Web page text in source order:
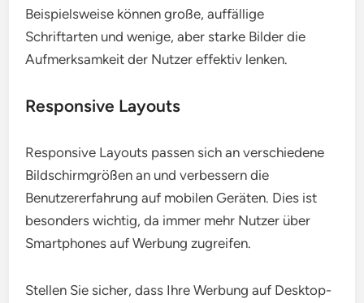
Beispielsweise können große, auffällige
Schriftarten und wenige, aber starke Bilder die
Aufmerksamkeit der Nutzer effektiv lenken.
Responsive Layouts
Responsive Layouts passen sich an verschiedene
Bildschirmgrößen an und verbessern die
Benutzererfahrung auf mobilen Geräten. Dies ist
besonders wichtig, da immer mehr Nutzer über
Smartphones auf Werbung zugreifen.
Stellen Sie sicher, dass Ihre Werbung auf Desktop-